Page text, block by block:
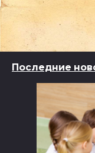
Последние